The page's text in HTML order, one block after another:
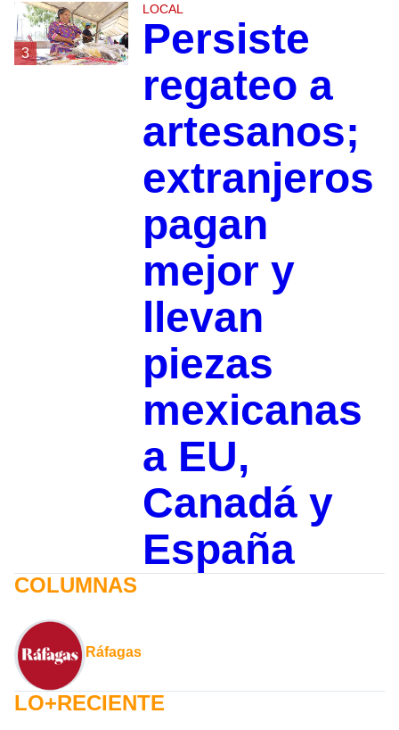
3
LOCAL
Persiste
regateo a
artesanos;
extranjeros
pagan
mejor y
llevan
piezas
mexicanas
a EU,
Canadá y
España
COLUMNAS
Ráfagas
LO+RECIENTE